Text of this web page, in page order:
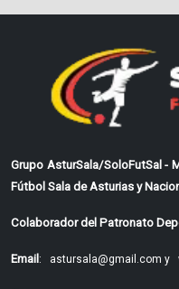
Grupo AsturSala/SoloFutSal -
Fútbol Sala de Asturias y
Colaborador del Patronato
Email: astursala@gmail.com y